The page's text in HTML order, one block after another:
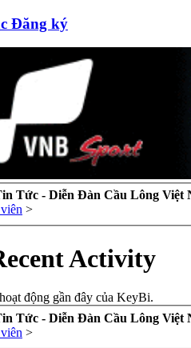
Đăng ký
Tức - Diễn Đàn Cầu Lông Việt
>
Activity
động gần đây của KeyBi.
Tức - Diễn Đàn Cầu Lông Việt
>